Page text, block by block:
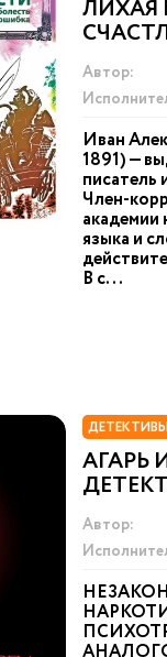
ЛИХАЯ
Автор:
Иван
1891) —
писатель
Член-
академии
языка и
В с...
АГАРЬ
Автор: